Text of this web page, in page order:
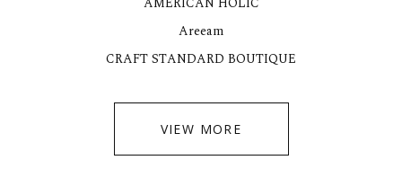
Areeam
CRAFT STANDARD BOUTIQUE
VIEW MORE